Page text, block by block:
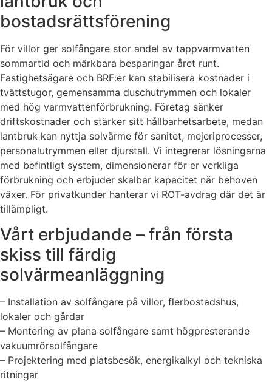
bostadsrättsförening
För villor ger solfångare stor andel av tappvarmvatten
sommartid och märkbara besparingar året runt.
Fastighetsägare och BRF:er kan stabilisera kostnader i
tvättstugor, gemensamma duschutrymmen och lokaler
med hög varmvattenförbrukning. Företag sänker
driftskostnader och stärker sitt hållbarhetsarbete, medan
lantbruk kan nyttja solvärme för sanitet, mejeriprocesser,
personalutrymmen eller djurstall. Vi integrerar lösningarna
med befintligt system, dimensionerar för er verkliga
förbrukning och erbjuder skalbar kapacitet när behoven
växer. För privatkunder hanterar vi ROT-avdrag där det är
tillämpligt.
Vårt erbjudande – från första
skiss till färdig
solvärmeanläggning
– Installation av solfångare på villor, flerbostadshus,
lokaler och gårdar
– Montering av plana solfångare samt högpresterande
vakuumrörsolfångare
– Projektering med platsbesök, energikalkyl och tekniska
ritningar